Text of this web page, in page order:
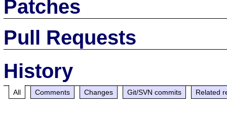
Patches
Pull Requests
History
All Comments Changes Git/SVN commits Related